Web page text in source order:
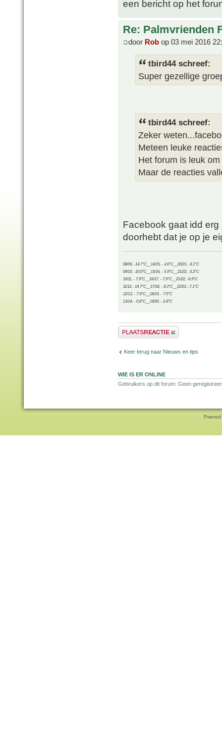
een bericht op het
Re: Palmvrienden
door Rob op 03 mei 2016
tbird44 schreef:
Super gezellige
tbird44 schreef:
Zeker
Meteen leuke
Het forum is leuk
Maar de reacties
Facebook gaat idd
doorhebt dat je op je
08/09, -14.7°C__14/15, - 3.6°C__20/21, -9.1°C
09/10, -10.0°C__15/16, - 5.9°C__21/22, -5.2°C
10/11, - 7.9°C__16/17, - 7.9°C__21/22, -6.9°C
11/12, -14.7°C__17/18, - 8.3°C__22/23, -7.1°C
12/13, - 7.9°C__18/19, - 7.5°C
13/14, - 0.8°C__19/20, - 2.8°C
Plaats een reactie
Keer terug naar Nieuws en tips
WIE IS ER ONLINE
Gebruikers op dit forum: Geen